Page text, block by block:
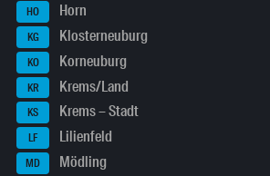
HO Horn
KG Klosterneuburg
KO Korneuburg
KR Krems/Land
KS Krems – Stadt
LF Lilienfeld
MD Mödling